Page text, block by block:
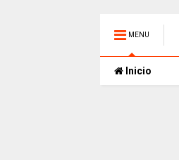
MENU
Inicio